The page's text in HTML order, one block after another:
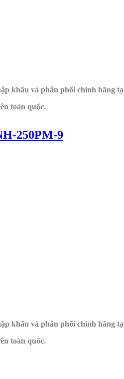
khẩu và phân phối chính hãng
toàn quốc.
250PM-9
khẩu và phân phối chính hãng
toàn quốc.